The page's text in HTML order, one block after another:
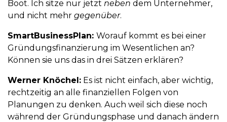
Boot. Ich sitze nur jetzt neben dem Unternehmer,
und nicht mehr gegenüber.
SmartBusinessPlan: Worauf kommt es bei einer
Gründungsfinanzierung im Wesentlichen an?
Können sie uns das in drei Sätzen erklären?
Werner Knöchel: Es ist nicht einfach, aber wichtig,
rechtzeitig an alle finanziellen Folgen von
Planungen zu denken. Auch weil sich diese noch
während der Gründungsphase und danach ändern